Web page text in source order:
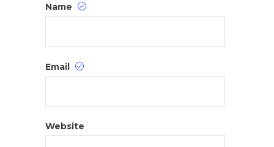
Name
Email
Website